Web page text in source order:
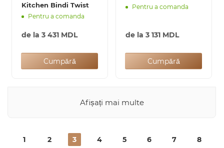
Kitchen Bindi Twist
Pentru a comanda
de la 3 431 MDL
Cumpără
Pentru a comanda
de la 3 131 MDL
Cumpără
Afișați mai multe
1 2 3 4 5 6 7
8